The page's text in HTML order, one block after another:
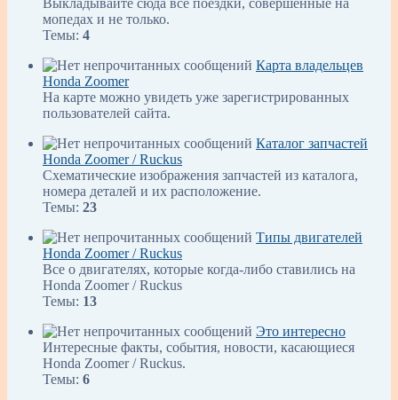
мопедах и не только.
Темы: 4
Карта владельцев
Honda Zoomer
На карте можно увидеть уже зарегистрированных
пользователей сайта.
Каталог запчастей
Honda Zoomer / Ruckus
Схематические изображения запчастей из каталога,
номера деталей и их расположение.
Темы: 23
Типы двигателей
Honda Zoomer / Ruckus
Все о двигателях, которые когда-либо ставились на
Honda Zoomer / Ruckus
Темы: 13
Это интересно
Интересные факты, события, новости, касающиеся
Honda Zoomer / Ruckus.
Темы: 6